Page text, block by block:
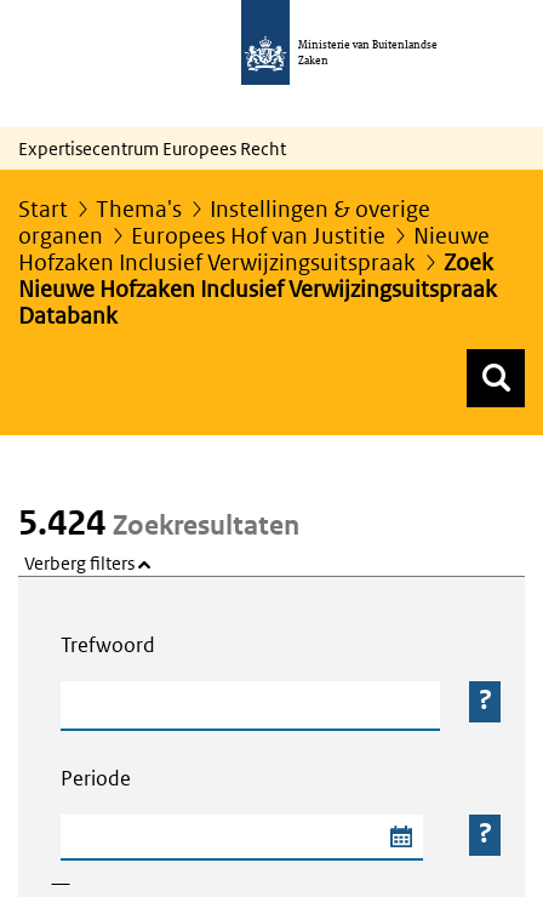
Ministerie van Buitenlandse
Zaken
Expertisecentrum Europees Recht
Start Thema's
Instellingen & overige
organen
Europees Hof van Justitie
Nieuwe
Hofzaken Inclusief Verwijzingsuitspraak
Zoek
Nieuwe Hofzaken Inclusief Verwijzingsuitspraak
Databank
5.424 Zoekresultaten
Verberg filters
Trefwoord
Periode
—